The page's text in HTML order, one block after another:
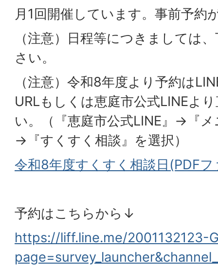
月1回開催しています。事前予約
（注意）日程等につきましては
さい。
（注意）令和8年度より予約は
URLもしくは恵庭市公式LINEよ
い。（『恵庭市公式LINE』→『
→『すくすく相談』を選択）
令和8年度すくすく相談日(PDF
予約はこちらから↓
https://liff.line.me/2001132123-